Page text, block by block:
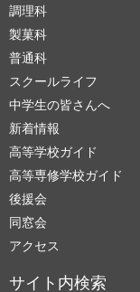
調理科
製菓科
普通科
スクールライフ
中学生の皆さんへ
新着情報
高等学校ガイド
高等専修学校ガイド
後援会
同窓会
アクセス
サイト内検索